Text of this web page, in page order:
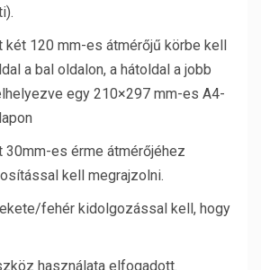
két 120 mm-es átmérőjű körbe kell
a bal oldalon, a hátoldal a jobb
egy 210×297 mm-es A4-
30mm-es érme átmérőjéhez
kell megrajzolni.
fehér kidolgozással kell, hogy
használata elfogadott.